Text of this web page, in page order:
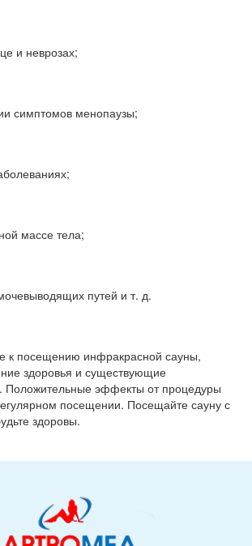
и неврозах;
симптомов менопаузы;
массе тела;
путей и т. д.
к посещению инфракрасной сауны,
здоровья и существующие
Положительные эффекты от процедуры
посещении. Посещайте сауну с
здоровы.